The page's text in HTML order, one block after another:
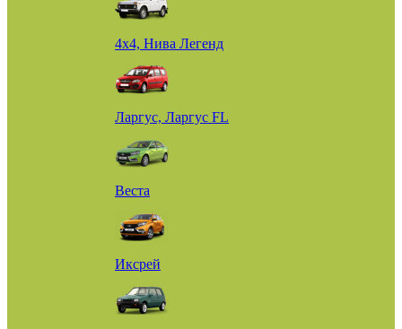
4х4, Нива Легенд
Ларгус, Ларгус FL
Веста
Иксрей